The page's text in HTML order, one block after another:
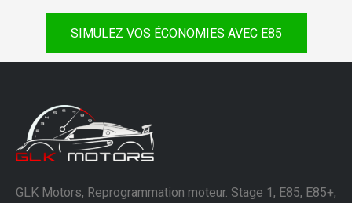
SIMULEZ VOS ÉCONOMIES AVEC E85
GLK Motors, Reprogrammation moteur. Stage 1, E85, E85+,